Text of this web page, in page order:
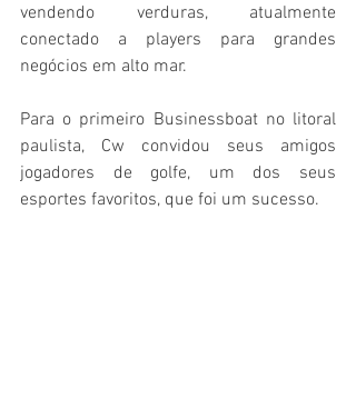
vendendo verduras, atualmente
conectado a players para grandes
negócios em alto mar.
Para o primeiro Businessboat no litoral
paulista, Cw convidou seus amigos
jogadores de golfe, um dos seus
esportes favoritos, que foi um sucesso.